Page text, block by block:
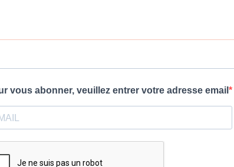
vous abonner, veuillez entrer votre adresse email